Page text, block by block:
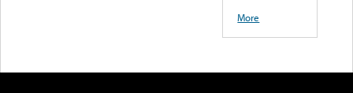
More